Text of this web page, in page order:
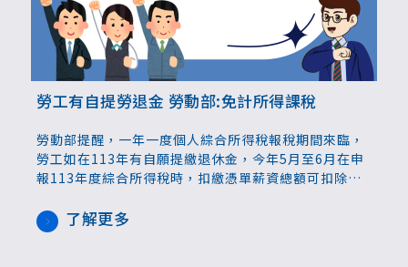
勞工有自提勞退金 勞動部:免計所得課稅
勞動部提醒，一年一度個人綜合所得稅報稅期間來臨，
勞工如在113年有自願提繳退休金，今年5月至6月在申
報113年度綜合所得稅時，扣繳憑單薪資總額可扣除已
了解更多